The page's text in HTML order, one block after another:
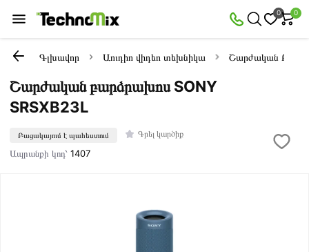
0 0
Գլխավոր Աուդիո վիդեո տեխնիկա Շարժական
Շարժական բարձրախոս SONY
SRSXB23L
Բացակայում է պահեստում Գրել կարծիք
Ապրանքի կոդ՝1407